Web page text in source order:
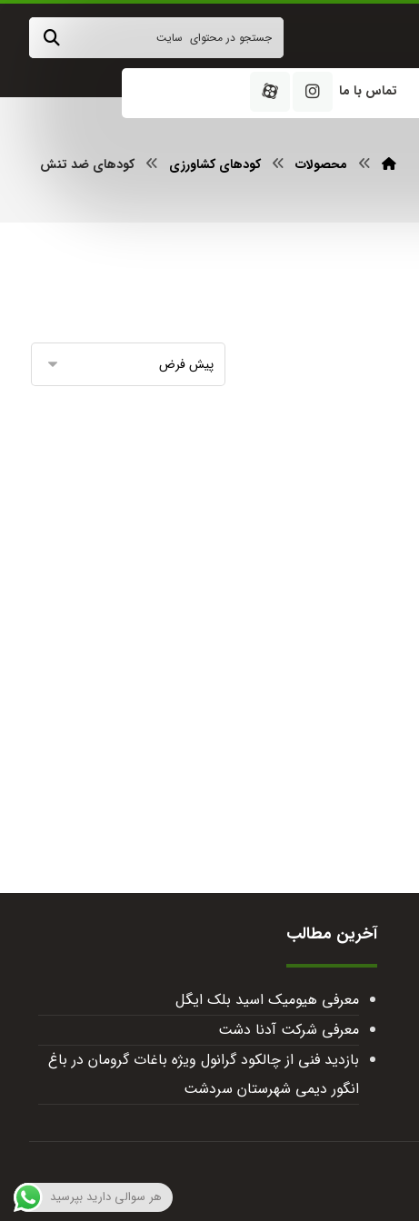
تماس با ما
محصولات کودهای کشاورزی کودهای ضد تنش
آخرین مطالب
معرفی هیومیک اسید بلک ایگل
معرفی شرکت آدنا دشت
بازدید فنی از چالکود گرانول ویژه باغات گرومان در باغ
انگور دیمی شهرستان سردشت
هر سوالی دارید بپرسید